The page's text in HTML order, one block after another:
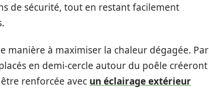
de sécurité, tout en restant facilement
manière à maximiser la chaleur dégagée. Par
en demi-cercle autour du poêle créeront
renforcée avec un éclairage extérieur